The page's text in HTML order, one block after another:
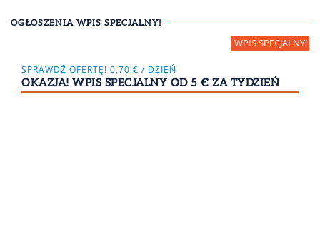
OGŁOSZENIA WPIS SPECJALNY!
SPRAWDŹ OFERTĘ! 0,70 € / DZIEŃ
OKAZJA! WPIS SPECJALNY OD 5 € ZA TYDZIEŃ